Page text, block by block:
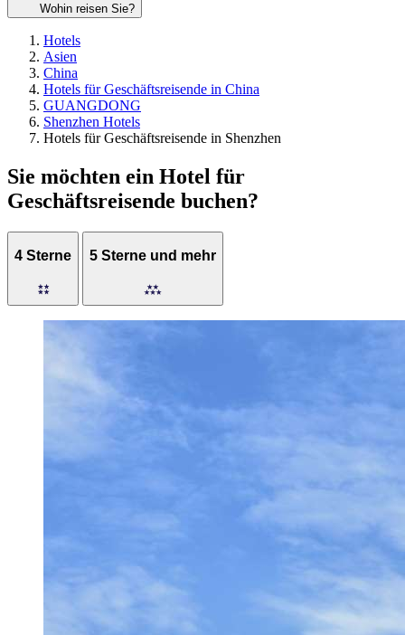
Wohin reisen Sie?
Hotels
Asien
China
Hotels für Geschäftsreisende in China
GUANGDONG
Shenzhen Hotels
Hotels für Geschäftsreisende in Shenzhen
Sie möchten ein Hotel für
Geschäftsreisende buchen?
4 Sterne 5 Sterne und mehr